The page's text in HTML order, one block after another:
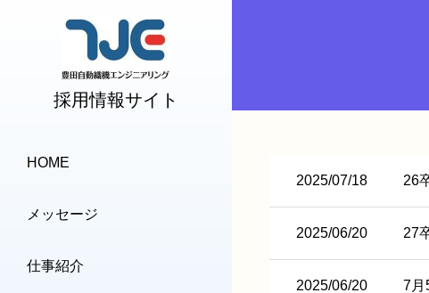
採用情報サイト
HOME
メッセージ
仕事紹介
2025/07/18 26
2025/06/20 27
2025/06/20 7月